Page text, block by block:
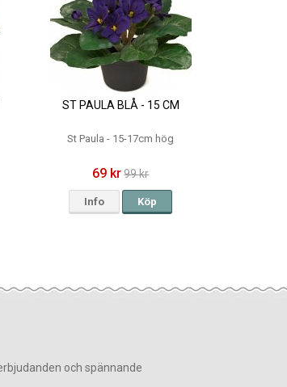
ST PAULA BLÅ - 15 CM
St Paula - 15-17cm hög
69 kr 99 kr
Info Köp
och spännande